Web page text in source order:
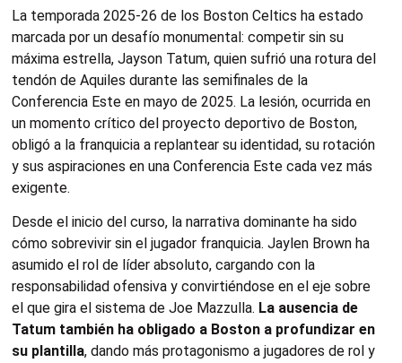
La temporada 2025‑26 de los Boston Celtics ha estado
marcada por un desafío monumental: competir sin su
máxima estrella, Jayson Tatum, quien sufrió una rotura del
tendón de Aquiles durante las semifinales de la
Conferencia Este en mayo de 2025. La lesión, ocurrida en
un momento crítico del proyecto deportivo de Boston,
obligó a la franquicia a replantear su identidad, su rotación
y sus aspiraciones en una Conferencia Este cada vez más
exigente.
Desde el inicio del curso, la narrativa dominante ha sido
cómo sobrevivir sin el jugador franquicia. Jaylen Brown ha
asumido el rol de líder absoluto, cargando con la
responsabilidad ofensiva y convirtiéndose en el eje sobre
el que gira el sistema de Joe Mazzulla. La ausencia de
Tatum también ha obligado a Boston a profundizar en
su plantilla, dando más protagonismo a jugadores de rol y